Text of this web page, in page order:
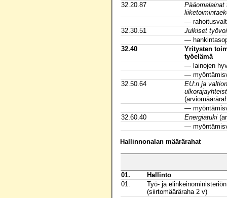
32.20.87
—
32.30.51
Julkiset
—
32.40
Yritysten
työelämä
— lainojen
—
32.50.64
EU:n ja
—
32.60.40
Energiatuki
—
Hallinnonalan määrärahat
01.
Hallinto
01.
Työ- ja
(siirtomääräraha 2 v)